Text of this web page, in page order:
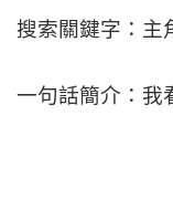
搜索關鍵字：主
一句話簡介：我